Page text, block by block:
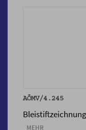
AÖMV/4.245
Bleistiftzeichnung
_MEHR